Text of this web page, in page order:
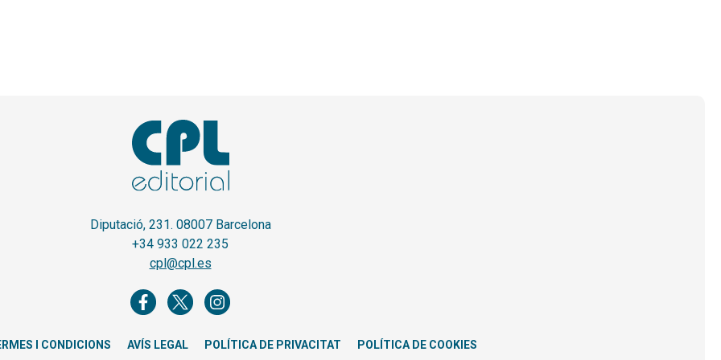
Diputació, 231. 08007 Barcelona
+34 933 022 235
cpl@cpl.es
I CONDICIONS AVÍS LEGAL POLÍTICA DE PRIVACITAT POLÍTICA DE COOKIES